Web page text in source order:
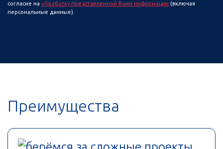
согласие на обработку представленной Вами информации (включая
персональные данные).
Преимущества